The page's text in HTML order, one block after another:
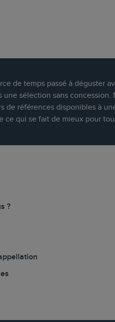
de temps passé à déguster
une sélection sans
de références disponibles à
ce qui se fait de mieux pour
?